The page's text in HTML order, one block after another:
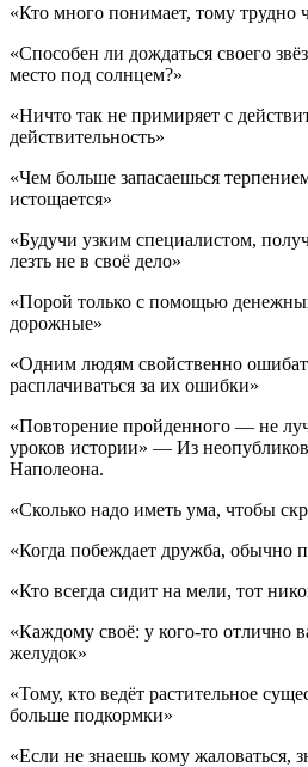
«Кто много понимает, тому трудно
«Способен ли дождаться своего
место под солнцем?»
«Ничто так не примиряет с
действительность»
«Чем больше запасаешься
истощается»
«Будучи узким специалистом,
лезть не в своё дело»
«Порой только с помощью
дорожные»
«Одним людям свойственно
расплачиваться за их ошибки»
«Повторение пройденного — не
уроков истории» — Из
Наполеона.
«Сколько надо иметь ума, чтобы
«Когда побеждает дружба, обычно
«Кто всегда сидит на мели, тот
«Каждому своё: у кого-то отлично
желудок»
«Тому, кто ведёт растительное
больше подкормки»
«Если не знаешь кому жаловаться,